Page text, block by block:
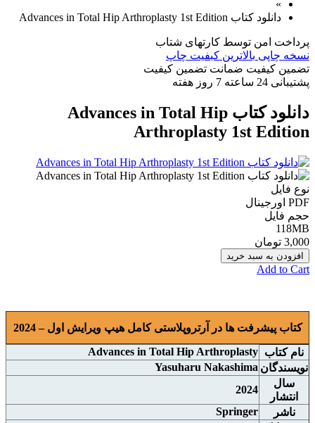
»
دانلود کتاب Advances in Total Hip Arthroplasty 1st Edition
پرداخت امن توسط کارتهای شتاب
نسخه چاپی بالاترین کبفیت چاپ
تضمین کیفیت ضمانت تضمین کیفیت
پشتیبانی 24 ساعته 7 روز هفته
دانلود کتاب Advances in Total Hip
Arthroplasty 1st Edition
نوع فایل
PDF اورجينال
حجم فایل
118MB
3,000 تومان
افزودن به سبد خرید
Add to Cart
کتاب پیشرفت ها در آرتروپلاستی کامل هیپ ویرایش اول – 2024
نام کتاب Advances in Total Hip Arthroplasty
نويسندگان Yasuharu Nakashima
سال
انتشار
2024
ناشر
Springer